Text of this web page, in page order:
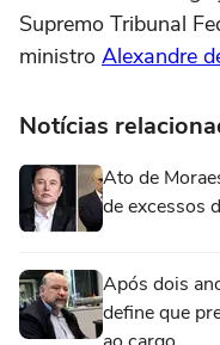
Supremo Tribunal
ministro Alexandre
Notícias
Ato de
de excessos
Após dois
define que